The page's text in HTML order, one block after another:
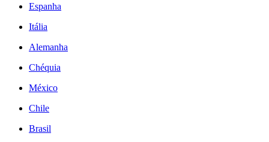
Espanha
Itália
Alemanha
Chéquia
México
Chile
Brasil